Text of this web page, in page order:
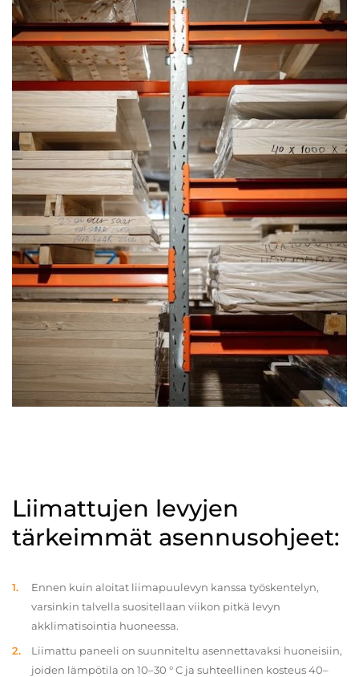
Liimattujen levyjen
tärkeimmät asennusohjeet:
Ennen kuin aloitat liimapuulevyn kanssa työskentelyn,
varsinkin talvella suositellaan viikon pitkä levyn
akklimatisointia huoneessa.
Liimattu paneeli on suunniteltu asennettavaksi huoneisiin,
joiden lämpötila on 10–30 ° C ja suhteellinen kosteus 40–